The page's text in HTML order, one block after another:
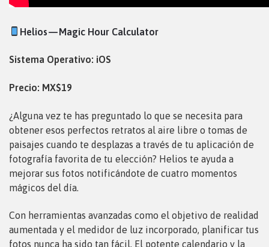
Helios — Magic Hour Calculator
Sistema Operativo: iOS
Precio: MX$19
¿Alguna vez te has preguntado lo que se necesita para
obtener esos perfectos retratos al aire libre o tomas de
paisajes cuando te desplazas a través de tu aplicación de
fotografía favorita de tu elección? Helios te ayuda a
mejorar sus fotos notificándote de cuatro momentos
mágicos del día.
Con herramientas avanzadas como el objetivo de realidad
aumentada y el medidor de luz incorporado, planificar tus
fotos nunca ha sido tan fácil. El potente calendario y la